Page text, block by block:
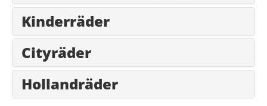
Kinderräder
Cityräder
Hollandräder